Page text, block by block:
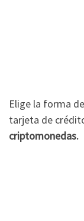
Elige la forma
tarjeta de
criptomonedas.